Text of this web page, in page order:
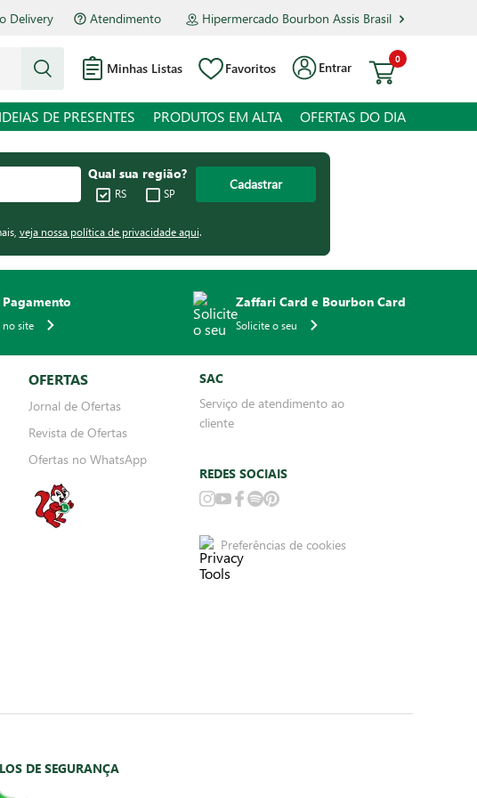
Delivery Atendimento Hipermercado Bourbon Assis Brasil
Minhas Listas Favoritos Entrar
0
IDEIAS DE PRESENTES PRODUTOS EM ALTA OFERTAS DO DIA
Qual sua região?
RS SP
Cadastrar
veja nossa política de privacidade aqui.
no site
Zaffari Card e Bourbon Card
Solicite o seu
OFERTAS
Jornal de Ofertas
Revista de Ofertas
Ofertas no WhatsApp
SAC
Serviço de atendimento ao
cliente
REDES SOCIAIS
Preferências de cookies
DE SEGURANÇA